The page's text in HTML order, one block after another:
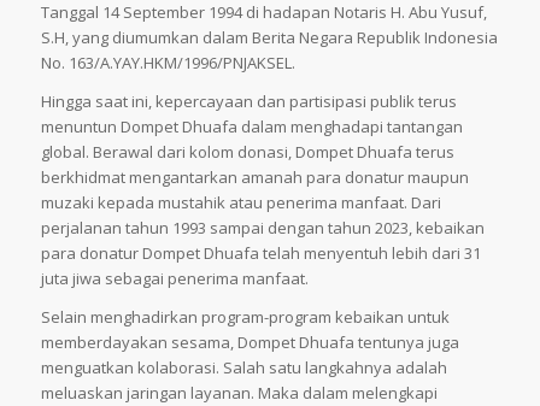
Tanggal 14 September 1994 di hadapan Notaris H. Abu Yusuf,
S.H, yang diumumkan dalam Berita Negara Republik Indonesia
No. 163/A.YAY.HKM/1996/PNJAKSEL.
Hingga saat ini, kepercayaan dan partisipasi publik terus
menuntun Dompet Dhuafa dalam menghadapi tantangan
global. Berawal dari kolom donasi, Dompet Dhuafa terus
berkhidmat mengantarkan amanah para donatur maupun
muzaki kepada mustahik atau penerima manfaat. Dari
perjalanan tahun 1993 sampai dengan tahun 2023, kebaikan
para donatur Dompet Dhuafa telah menyentuh lebih dari 31
juta jiwa sebagai penerima manfaat.
Selain menghadirkan program-program kebaikan untuk
memberdayakan sesama, Dompet Dhuafa tentunya juga
menguatkan kolaborasi. Salah satu langkahnya adalah
meluaskan jaringan layanan. Maka dalam melengkapi